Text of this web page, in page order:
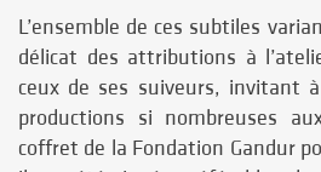
L’ensemble de ces subtiles
délicat des attributions à
ceux de ses suiveurs, invitant
productions si nombreuses
coffret de la Fondation Gandur